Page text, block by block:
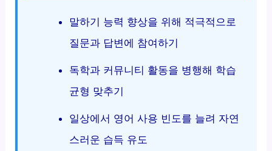
말하기 능력 향상을 위해 적극적으로
질문과 답변에 참여하기
독학과 커뮤니티 활동을 병행해 학습
균형 맞추기
일상에서 영어 사용 빈도를 늘려 자연
스러운 습득 유도